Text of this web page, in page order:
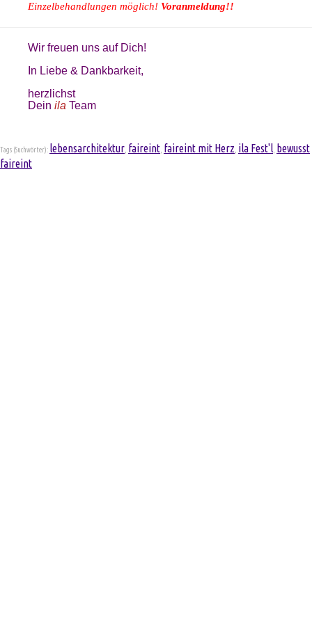
Einzelbehandlungen möglich! Voranmeldung!!
Wir freuen uns auf Dich!
In Liebe & Dankbarkeit,
herzlichst
Dein ila Team
Tags (Suchwörter): lebensarchitektur, faireint, faireint mit Herz, ila Fest'l, bewusst
faireint